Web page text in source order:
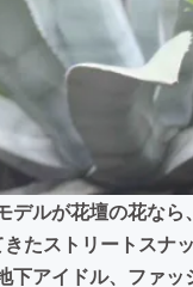
CAMPFIRE for Social
CAMPFIREふるさと納
デルが花壇の花なら
たストリートスナ
下アイドル、ファッ